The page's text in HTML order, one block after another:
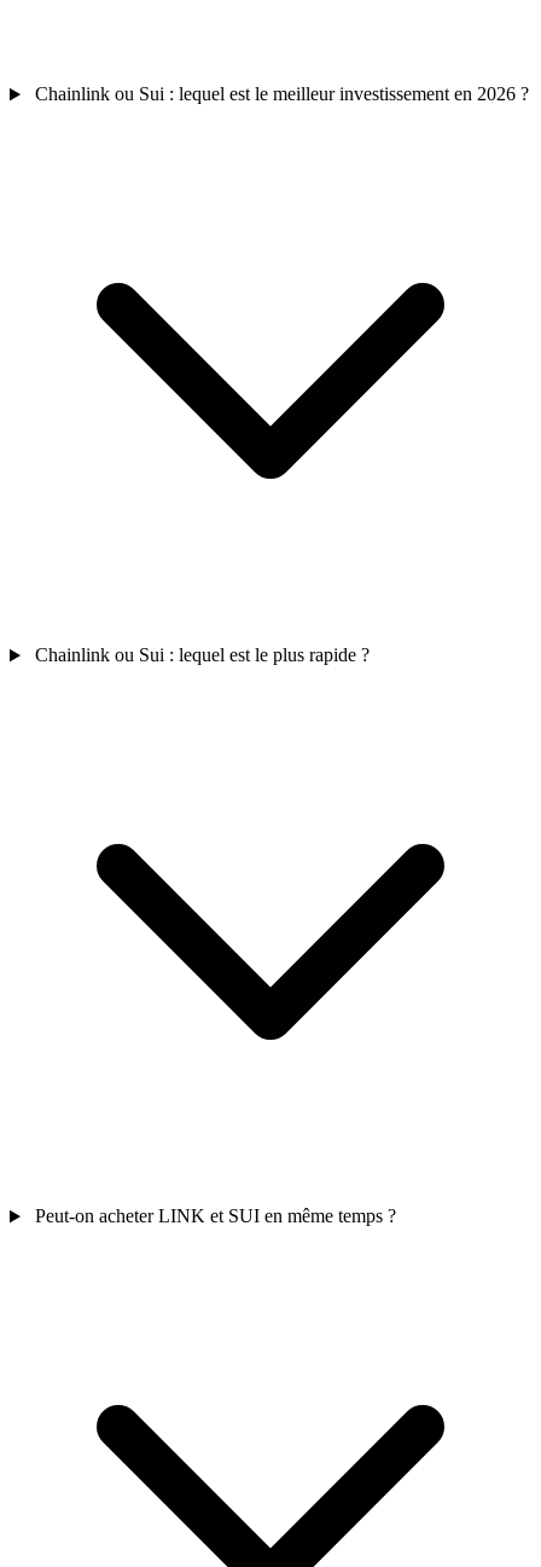
Chainlink ou Sui : lequel est le meilleur investissement en 2026 ?
Chainlink ou Sui : lequel est le plus rapide ?
Peut-on acheter LINK et SUI en même temps ?